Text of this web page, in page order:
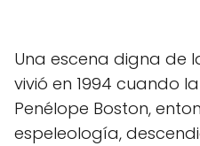
Una escena digna de
vivió en 1994 cuando
Penélope Boston,
espeleología,